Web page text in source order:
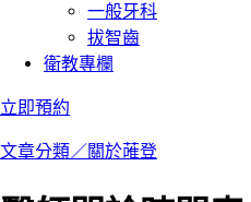
一般牙科
拔智齒
衛教專欄
立即預約
文章分類／關於蓶登